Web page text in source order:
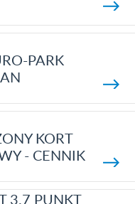
PARK
KORT
- CENNIK
3.7 PUNKT